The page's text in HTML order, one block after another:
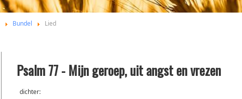
Bundel Lied
Psalm 77 - Mijn geroep, uit angst en vrezen
dichter: